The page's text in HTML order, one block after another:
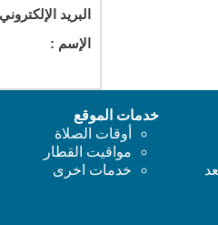
البريد اﻹلكتروني:
اﻹسم :
خدمات الموقع
أوقات الصلاة
مواقيت القطار
خدمات اخرى